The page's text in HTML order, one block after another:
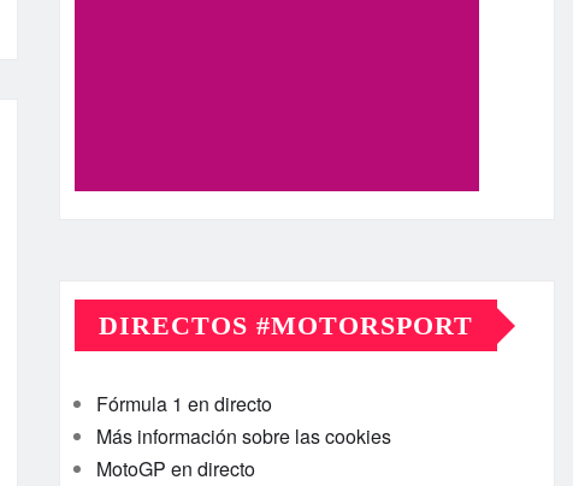
DIRECTOS #MOTORSPORT
Fórmula 1 en directo
Más información sobre las cookies
MotoGP en directo